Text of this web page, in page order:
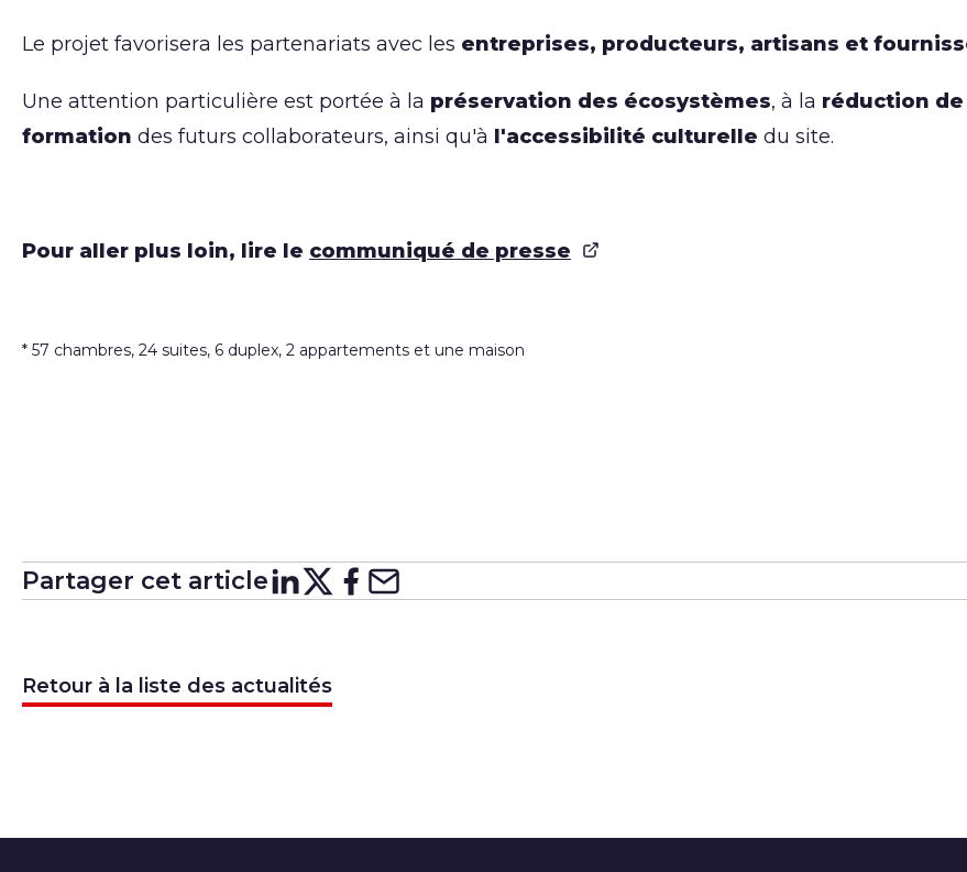
Le projet favorisera les partenariats avec les entreprises, producteurs, artisans et
Une attention particulière est portée à la préservation des écosystèmes, à la réduction
formation des futurs collaborateurs, ainsi qu'à l'accessibilité culturelle du site.
Pour aller plus loin, lire le communiqué de presse
* 57 chambres, 24 suites, 6 duplex, 2 appartements et une maison
Partager cet article Partager surLinkedIn
Partager surX
Partager surFacebook
Partager sur Courriel
Retour à la liste des actualités